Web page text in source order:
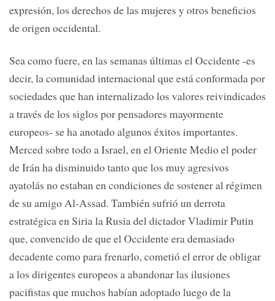
expresión, los derechos de las mujeres y otros beneficios
de origen occidental.
Sea como fuere, en las semanas últimas el Occidente -es
decir, la comunidad internacional que está conformada por
sociedades que han internalizado los valores reivindicados
a través de los siglos por pensadores mayormente
europeos- se ha anotado algunos éxitos importantes.
Merced sobre todo a Israel, en el Oriente Medio el poder
de Irán ha disminuido tanto que los muy agresivos
ayatolás no estaban en condiciones de sostener al régimen
de su amigo Al-Assad. También sufrió un derrota
estratégica en Siria la Rusia del dictador Vladimir Putin
que, convencido de que el Occidente era demasiado
decadente como para frenarlo, cometió el error de obligar
a los dirigentes europeos a abandonar las ilusiones
pacifistas que muchos habían adoptado luego de la